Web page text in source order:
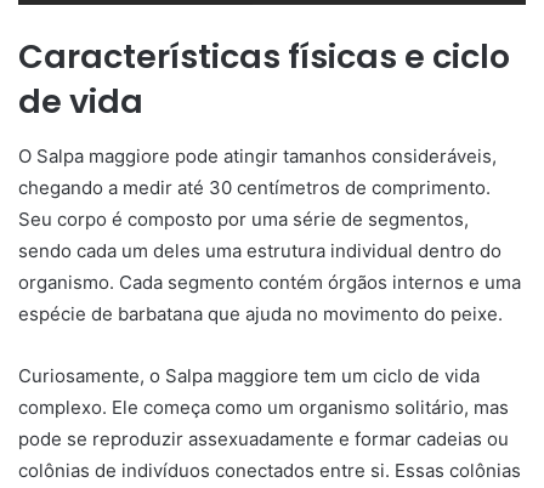
Características físicas e ciclo
de vida
O Salpa maggiore pode atingir tamanhos consideráveis,
chegando a medir até 30 centímetros de comprimento.
Seu corpo é composto por uma série de segmentos,
sendo cada um deles uma estrutura individual dentro do
organismo. Cada segmento contém órgãos internos e uma
espécie de barbatana que ajuda no movimento do peixe.
Curiosamente, o Salpa maggiore tem um ciclo de vida
complexo. Ele começa como um organismo solitário, mas
pode se reproduzir assexuadamente e formar cadeias ou
colônias de indivíduos conectados entre si. Essas colônias